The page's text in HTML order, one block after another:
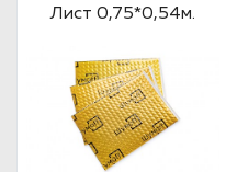
Лист 0,75*0,54м.